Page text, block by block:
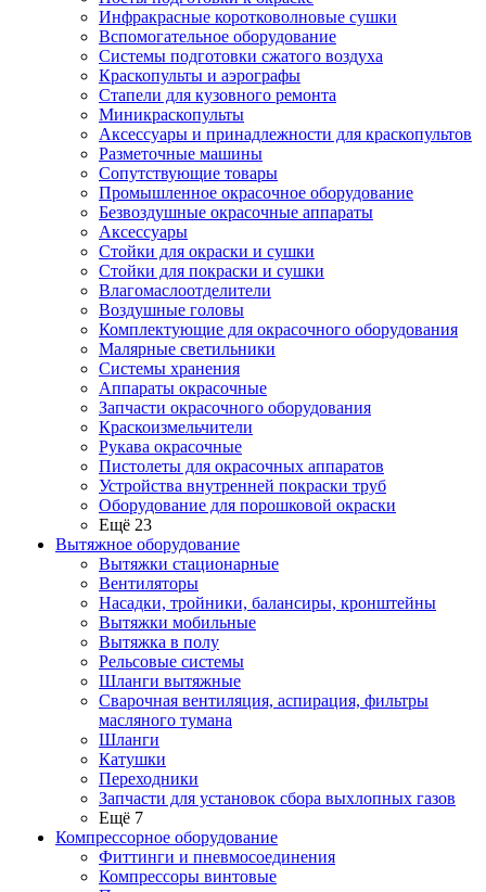
Инфракрасные коротковолновые сушки
Вспомогательное оборудование
Системы подготовки сжатого воздуха
Краскопульты и аэрографы
Стапели для кузовного ремонта
Миникраскопульты
Аксессуары и принадлежности для краскопультов
Разметочные машины
Сопутствующие товары
Промышленное окрасочное оборудование
Безвоздушные окрасочные аппараты
Аксессуары
Стойки для окраски и сушки
Стойки для покраски и сушки
Влагомаслоотделители
Воздушные головы
Комплектующие для окрасочного оборудования
Малярные светильники
Системы хранения
Аппараты окрасочные
Запчасти окрасочного оборудования
Краскоизмельчители
Рукава окрасочные
Пистолеты для окрасочных аппаратов
Устройства внутренней покраски труб
Оборудование для порошковой окраски
Ещё 23
Вытяжное оборудование
Вытяжки стационарные
Вентиляторы
Насадки, тройники, балансиры, кронштейны
Вытяжки мобильные
Вытяжка в полу
Рельсовые системы
Шланги вытяжные
Сварочная вентиляция, аспирация, фильтры
масляного тумана
Шланги
Катушки
Переходники
Запчасти для установок сбора выхлопных газов
Ещё 7
Компрессорное оборудование
Фиттинги и пневмосоединения
Компрессоры винтовые